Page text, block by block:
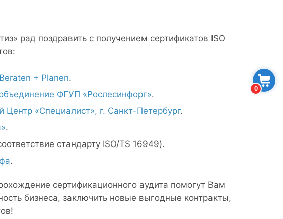
0
рад поздравить с получением сертификатов ISO
+ Planen.
ФГУП «Рослесинфорг».
«Специалист», г. Санкт-Петербург.
.
стандарту ISO/TS 16949).
.
сертификационного аудита помогут Вам
бизнеса, заключить новые выгодные контракты,